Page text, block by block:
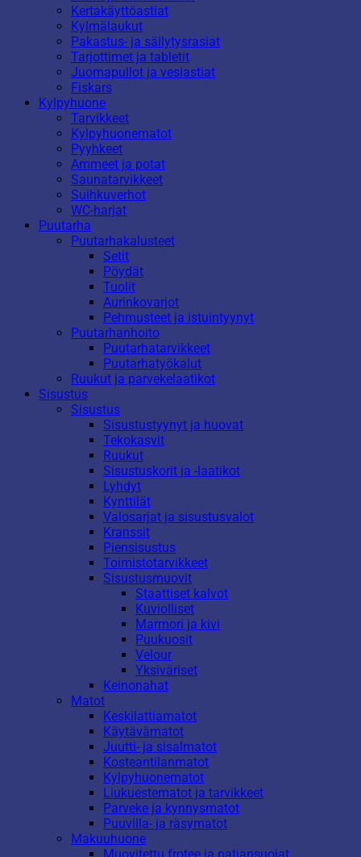
Kertakäyttöastiat
Kylmälaukut
Pakastus- ja säilytysrasiat
Tarjottimet ja tabletit
Juomapullot ja vesiastiat
Fiskars
Kylpyhuone
Tarvikkeet
Kylpyhuonematot
Pyyhkeet
Ammeet ja potat
Saunatarvikkeet
Suihkuverhot
WC-harjat
Puutarha
Puutarhakalusteet
Setit
Pöydät
Tuolit
Aurinkovarjot
Pehmusteet ja istuintyynyt
Puutarhanhoito
Puutarhatarvikkeet
Puutarhatyökalut
Ruukut ja parvekelaatikot
Sisustus
Sisustus
Sisustustyynyt ja huovat
Tekokasvit
Ruukut
Sisustuskorit ja -laatikot
Lyhdyt
Kynttilät
Valosarjat ja sisustusvalot
Kranssit
Piensisustus
Toimistotarvikkeet
Sisustusmuovit
Staattiset kalvot
Kuviolliset
Marmori ja kivi
Puukuosit
Velour
Yksiväriset
Keinonahat
Matot
Keskilattiamatot
Käytävämatot
Juutti- ja sisalmatot
Kosteantilanmatot
Kylpyhuonematot
Liukuestematot ja tarvikkeet
Parveke ja kynnysmatot
Puuvilla- ja räsymatot
Makuuhuone